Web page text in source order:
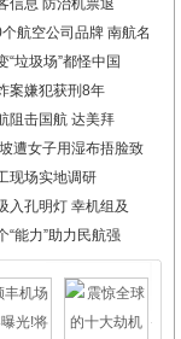
信息 防治机票退
航空公司品牌 南航名
垃圾场”都怪中国
案嫌犯获刑8年
阻击国航 达美拜
遭女子用湿布捂脸致
现场实地调研
入孔明灯 幸机组及
“能力”助力民航强